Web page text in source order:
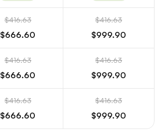
$416.63
$666.60
$416.63
$999.90
$416.63
$666.60
$416.63
$999.90
$416.63
$666.60
$416.63
$999.90